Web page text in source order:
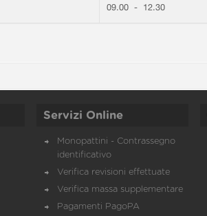
09.00 - 12.30
Servizi Online
Monopattini - Contrassegno
identificativo
Verifica revisioni effettuate
Verifica massa supplementare
Pagamenti PagoPA